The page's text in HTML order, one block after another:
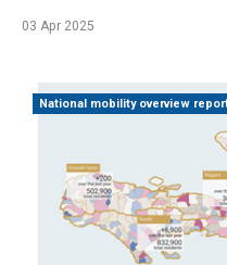
03 Apr 2025
National mobility overview